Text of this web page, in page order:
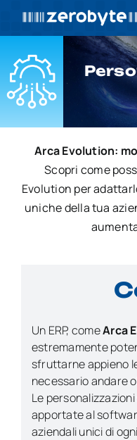
Salta
Arca Evolution:
Scopri come
Evolution per
uniche della tua
Un ERP, comeArca
estremamente
sfruttarne appieno
necessario andare
Le
apportate al
aziendali unici di